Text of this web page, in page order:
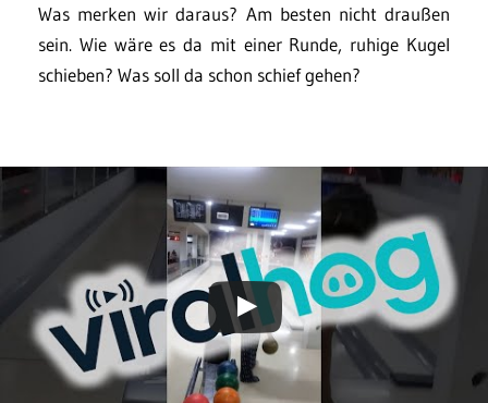
Was merken wir daraus? Am besten nicht draußen
sein. Wie wäre es da mit einer Runde, ruhige Kugel
schieben? Was soll da schon schief gehen?